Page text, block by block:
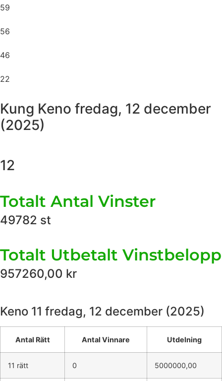
59
56
46
22
Kung Keno fredag, 12 december
(2025)
12
Totalt Antal Vinster
49782 st
Totalt Utbetalt Vinstbelopp
957260,00 kr
Keno 11 fredag, 12 december (2025)
Antal Rätt Antal Vinnare Utdelning
11 rätt 0 5000000,00